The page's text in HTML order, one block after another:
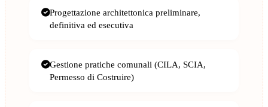
Progettazione architettonica preliminare,
definitiva ed esecutiva
Gestione pratiche comunali (CILA, SCIA,
Permesso di Costruire)